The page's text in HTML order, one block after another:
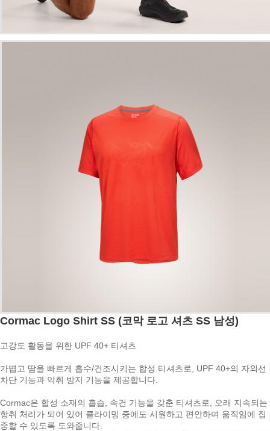
Cormac Logo Shirt SS (코막 로고 셔츠 SS 남성)
고강도 활동을 위한 UPF 40+ 티셔츠
가볍고 땀을 빠르게 흡수/건조시키는 합성 티셔츠로, UPF 40+의 자외선
차단 기능과 악취 방지 기능을 제공합니다.
Cormac은 합성 소재의 흡습, 속건 기능을 갖춘 티셔츠로, 오래 지속되는
항취 처리가 되어 있어 클라이밍 중에도 시원하고 편안하며 움직임에 집
중할 수 있도록 도와줍니다.